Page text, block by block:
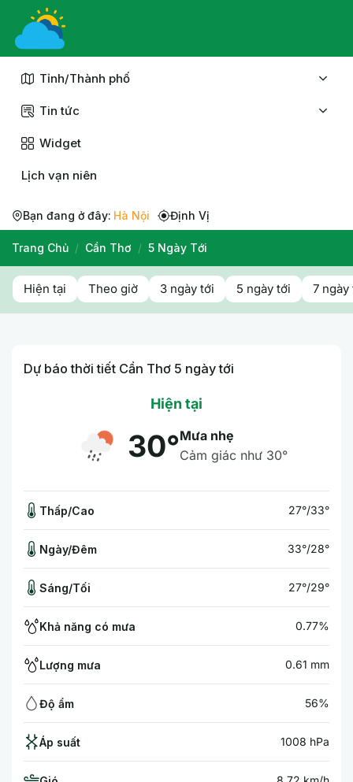
Chuyển
nội
Tỉnh/Thành phố
Tin tức
Widget
Lịch vạn niên
Bạn đang ở đây: Hà Nội Định Vị
Trang Chủ / Cần Thơ / 5 Ngày Tới
Hiện tại Theo giờ 3 ngày tới 5 ngày tới 7 ngày
Dự báo thời tiết Cần Thơ 5 ngày tới
Hiện tại
30°Mưa nhẹ
Cảm giác như 30°
Thấp/Cao 27°/33°
Ngày/Đêm 33°/28°
Sáng/Tối 27°/29°
Khả năng có mưa 0.77%
Lượng mưa 0.61 mm
Độ ẩm 56%
Áp suất 1008 hPa